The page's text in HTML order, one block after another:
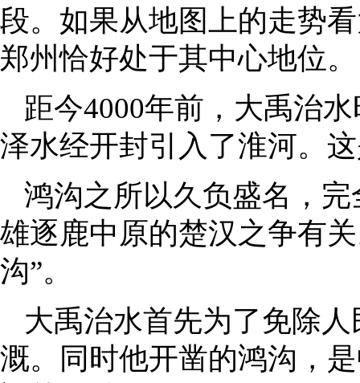
段。如果从地图上的走势
郑州恰好处于其中心地位。
距今4000年前，大禹治
泽水经开封引入了淮河。
鸿沟之所以久负盛名，
雄逐鹿中原的楚汉之争有
沟”。
大禹治水首先为了免除
溉。同时他开凿的鸿沟，